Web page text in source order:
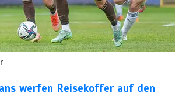
werfen Reisekoffer auf den